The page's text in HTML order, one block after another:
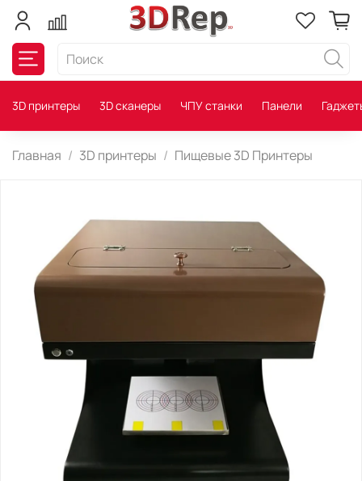
3D принтеры 3D сканеры ЧПУ станки Панели
Главная 3D принтеры Пищевые 3D Принтеры